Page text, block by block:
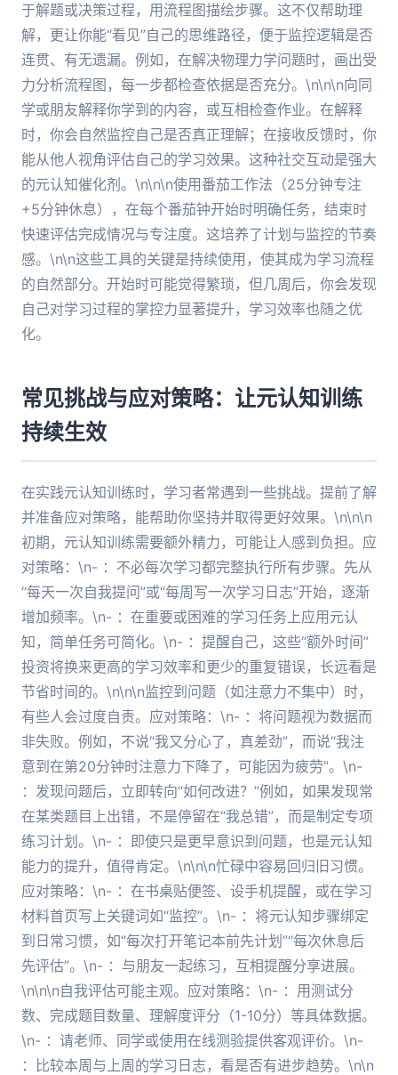
于解题或决策过程，用流程图描绘步骤。这不仅帮助理
解，更让你能“看见”自己的思维路径，便于监控逻辑是否
连贯、有无遗漏。例如，在解决物理力学问题时，画出受
力分析流程图，每一步都检查依据是否充分。\n\n\n向同
学或朋友解释你学到的内容，或互相检查作业。在解释
时，你会自然监控自己是否真正理解；在接收反馈时，你
能从他人视角评估自己的学习效果。这种社交互动是强大
的元认知催化剂。\n\n\n使用番茄工作法（25分钟专注
+5分钟休息），在每个番茄钟开始时明确任务，结束时
快速评估完成情况与专注度。这培养了计划与监控的节奏
感。\n\n这些工具的关键是持续使用，使其成为学习流程
的自然部分。开始时可能觉得繁琐，但几周后，你会发现
自己对学习过程的掌控力显著提升，学习效率也随之优
化。
常见挑战与应对策略：让元认知训练
持续生效
在实践元认知训练时，学习者常遇到一些挑战。提前了解
并准备应对策略，能帮助你坚持并取得更好效果。\n\n\n
初期，元认知训练需要额外精力，可能让人感到负担。应
对策略：\n- ：不必每次学习都完整执行所有步骤。先从
“每天一次自我提问”或“每周写一次学习日志”开始，逐渐
增加频率。\n- ：在重要或困难的学习任务上应用元认
知，简单任务可简化。\n- ：提醒自己，这些“额外时间”
投资将换来更高的学习效率和更少的重复错误，长远看是
节省时间的。\n\n\n监控到问题（如注意力不集中）时，
有些人会过度自责。应对策略：\n- ：将问题视为数据而
非失败。例如，不说“我又分心了，真差劲”，而说“我注
意到在第20分钟时注意力下降了，可能因为疲劳”。\n-
：发现问题后，立即转向“如何改进？”例如，如果发现常
在某类题目上出错，不是停留在“我总错”，而是制定专项
练习计划。\n- ：即使只是更早意识到问题，也是元认知
能力的提升，值得肯定。\n\n\n忙碌中容易回归旧习惯。
应对策略：\n- ：在书桌贴便签、设手机提醒，或在学习
材料首页写上关键词如“监控”。\n- ：将元认知步骤绑定
到日常习惯，如“每次打开笔记本前先计划”“每次休息后
先评估”。\n- ：与朋友一起练习，互相提醒分享进展。
\n\n\n自我评估可能主观。应对策略：\n- ：用测试分
数、完成题目数量、理解度评分（1-10分）等具体数据。
\n- ：请老师、同学或使用在线测验提供客观评价。\n-
：比较本周与上周的学习日志，看是否有进步趋势。\n\n